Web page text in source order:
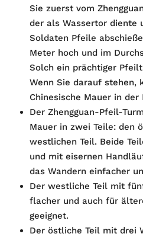
Sie zuerst vom
der als Wassertor diente
Soldaten Pfeile
Meter hoch und im
Solch ein prächtiger
Wenn Sie darauf stehen,
Chinesische Mauer in der
Der Zhengguan-Pfeil-
Mauer in zwei Teile: den
westlichen Teil. Beide
und mit eisernen
das Wandern einfacher
Der westliche Teil mit
flacher und auch für
geeignet.
Der östliche Teil mit drei